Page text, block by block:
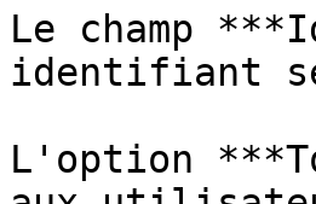
Le champ
identifiant
L'option